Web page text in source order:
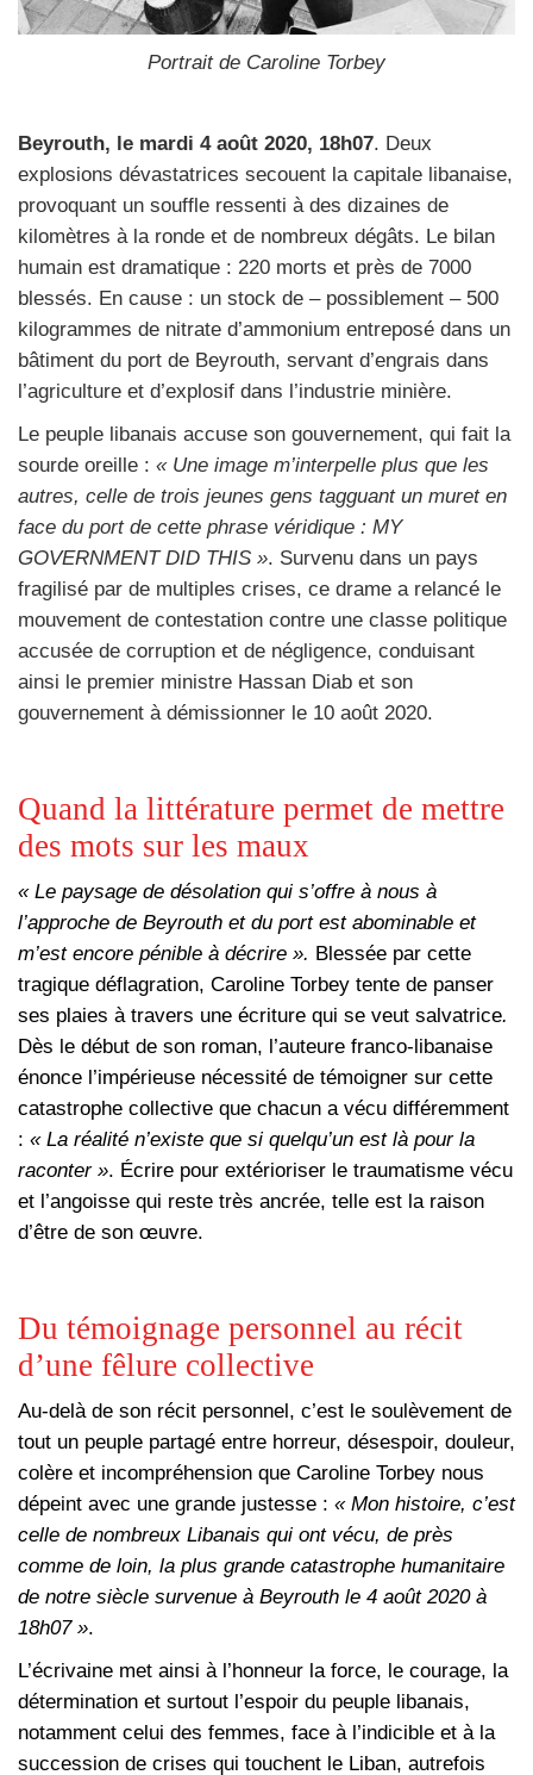
Portrait de Caroline Torbey
Beyrouth, le mardi 4 août 2020, 18h07. Deux
explosions dévastatrices secouent la capitale libanaise,
provoquant un souffle ressenti à des dizaines de
kilomètres à la ronde et de nombreux dégâts. Le bilan
humain est dramatique : 220 morts et près de 7000
blessés. En cause : un stock de – possiblement – 500
kilogrammes de nitrate d’ammonium entreposé dans un
bâtiment du port de Beyrouth, servant d’engrais dans
l’agriculture et d’explosif dans l’industrie minière.
Le peuple libanais accuse son gouvernement, qui fait la
sourde oreille : « Une image m’interpelle plus que les
autres, celle de trois jeunes gens tagguant un muret en
face du port de cette phrase véridique : MY
GOVERNMENT DID THIS ». Survenu dans un pays
fragilisé par de multiples crises, ce drame a relancé le
mouvement de contestation contre une classe politique
accusée de corruption et de négligence, conduisant
ainsi le premier ministre Hassan Diab et son
gouvernement à démissionner le 10 août 2020.
Quand la littérature permet de mettre
des mots sur les maux
« Le paysage de désolation qui s’offre à nous à
l’approche de Beyrouth et du port est abominable et
m’est encore pénible à décrire ». Blessée par cette
tragique déflagration, Caroline Torbey tente de panser
ses plaies à travers une écriture qui se veut salvatrice.
Dès le début de son roman, l’auteure franco-libanaise
énonce l’impérieuse nécessité de témoigner sur cette
catastrophe collective que chacun a vécu différemment
: « La réalité n’existe que si quelqu’un est là pour la
raconter ». Écrire pour extérioriser le traumatisme vécu
et l’angoisse qui reste très ancrée, telle est la raison
d’être de son œuvre.
Du témoignage personnel au récit
d’une fêlure collective
Au-delà de son récit personnel, c’est le soulèvement de
tout un peuple partagé entre horreur, désespoir, douleur,
colère et incompréhension que Caroline Torbey nous
dépeint avec une grande justesse : « Mon histoire, c’est
celle de nombreux Libanais qui ont vécu, de près
comme de loin, la plus grande catastrophe humanitaire
de notre siècle survenue à Beyrouth le 4 août 2020 à
18h07 ».
L’écrivaine met ainsi à l’honneur la force, le courage, la
détermination et surtout l’espoir du peuple libanais,
notamment celui des femmes, face à l’indicible et à la
succession de crises qui touchent le Liban, autrefois